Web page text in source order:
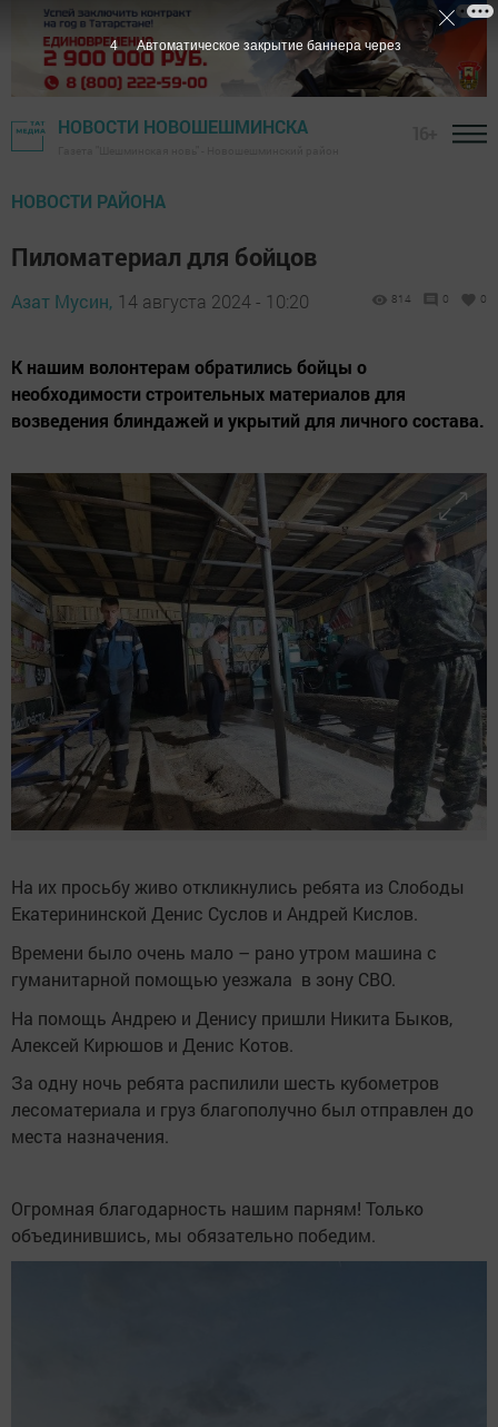
НОВОСТИ НОВОШЕШМИНСКА
НОВОСТИ РАЙОНА
Пиломатериал для бойцов
Азат Мусин, 14 августа 2024 - 10:20 814 0 0
К нашим волонтерам обратились бойцы о
необходимости строительных материалов для
возведения блиндажей и укрытий для личного состава.
На их просьбу живо откликнулись ребята из Слободы
Екатерининской Денис Суслов и Андрей Кислов.
Времени было очень мало – рано утром машина с
гуманитарной помощью уезжала в зону СВО.
На помощь Андрею и Денису пришли Никита Быков,
Алексей Кирюшов и Денис Котов.
За одну ночь ребята распилили шесть кубометров
лесоматериала и груз благополучно был отправлен до
места назначения.
Огромная благодарность нашим парням! Только
объединившись, мы обязательно победим.
2 Автоматическое закрытие баннера через